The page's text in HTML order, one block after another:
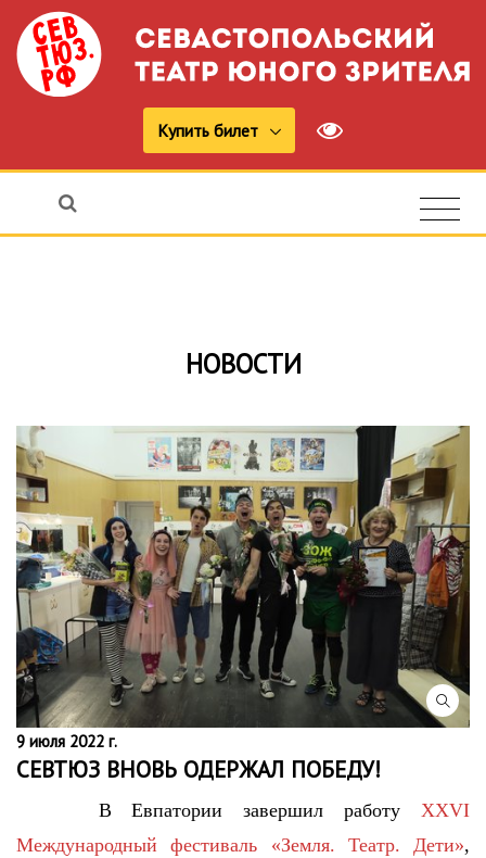
Купить билет
НОВОСТИ
9 июля 2022 г.
СЕВТЮЗ ВНОВЬ ОДЕРЖАЛ ПОБЕДУ!
В Евпатории завершил работу XXVI
Международный фестиваль «Земля. Театр. Дети»,